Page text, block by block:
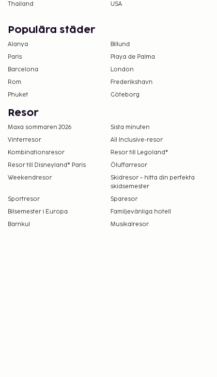
Thailand
USA
Populära städer
Alanya
Billund
Paris
Playa de Palma
Barcelona
London
Rom
Frederikshavn
Phuket
Göteborg
Resor
Maxa sommaren 2026
Sista minuten
Vinterresor
All Inclusive-resor
Kombinationsresor
Resor till Legoland®
Resor till Disneyland® Paris
Öluffarresor
Weekendresor
Skidresor – hitta din perfekta
skidsemester
Sportresor
Sparesor
Bilsemester i Europa
Familjevänliga hotell
Barnkul
Musikalresor